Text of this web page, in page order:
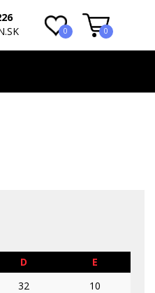
0 0
D E
32 10